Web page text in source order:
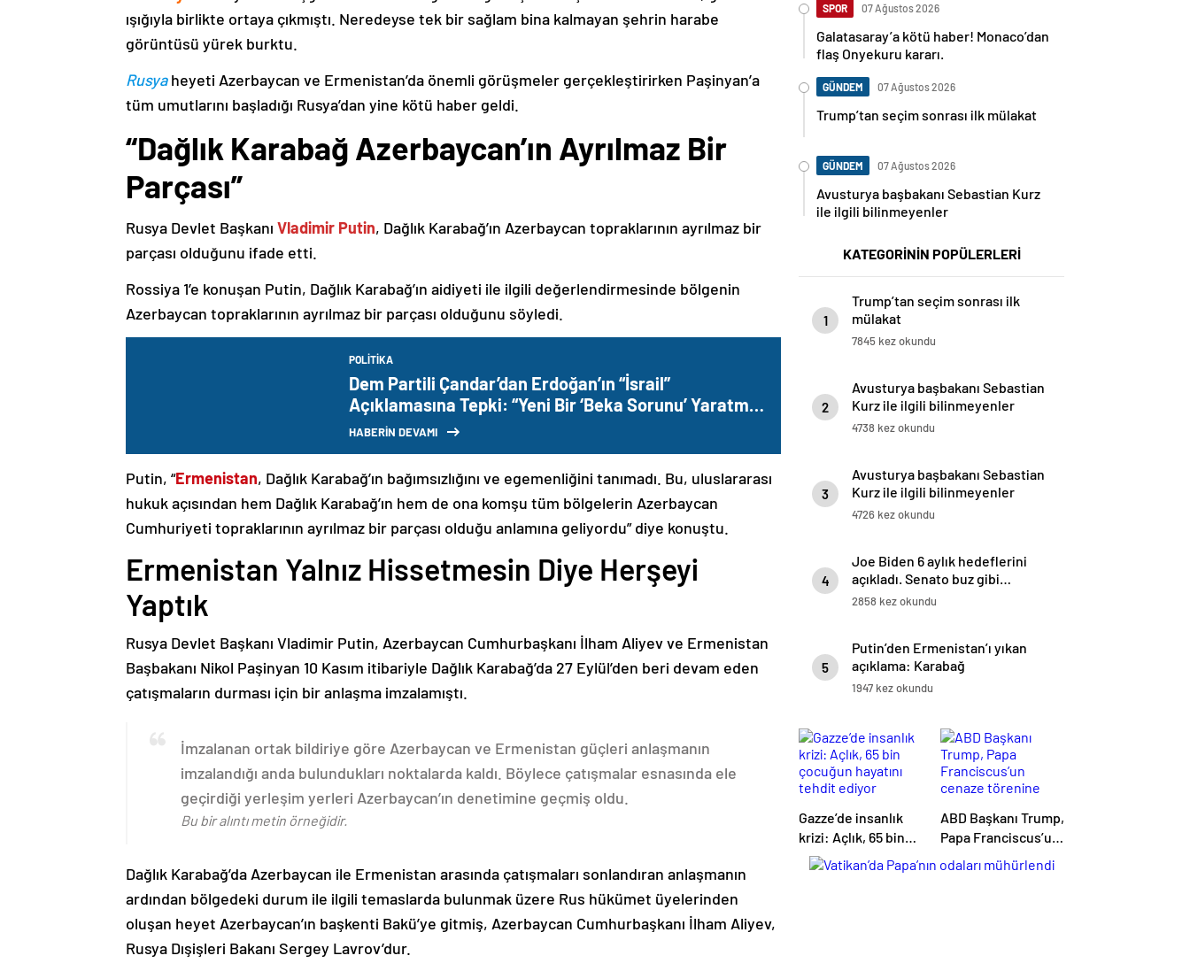
ışığıyla birlikte ortaya çıkmıştı. Neredeyse tek bir sağlam bina kalmayan şehrin harabe
görüntüsü yürek burktu.
Rusyaheyeti Azerbaycan ve Ermenistan’da önemli görüşmeler gerçekleştirirken Paşinyan’a
tüm umutlarını başladığı Rusya’dan yine kötü haber geldi.
“Dağlık Karabağ Azerbaycan’ın Ayrılmaz Bir
Parçası”
Rusya Devlet Başkanı Vladimir Putin, Dağlık Karabağ’ın Azerbaycan topraklarının ayrılmaz bir
parçası olduğunu ifade etti.
Rossiya 1’e konuşan Putin, Dağlık Karabağ’ın aidiyeti ile ilgili değerlendirmesinde bölgenin
Azerbaycan topraklarının ayrılmaz bir parçası olduğunu söyledi.
POLITIKA
Dem Partili Çandar’dan Erdoğan’ın “İsrail”
Açıklamasına Tepki: “Yeni Bir ‘Beka Sorunu’ Yaratma
Çabası”
HABERİN DEVAMI
Putin, “Ermenistan, Dağlık Karabağ’ın bağımsızlığını ve egemenliğini tanımadı. Bu, uluslararası
hukuk açısından hem Dağlık Karabağ’ın hem de ona komşu tüm bölgelerin Azerbaycan
Cumhuriyeti topraklarının ayrılmaz bir parçası olduğu anlamına geliyordu” diye konuştu.
Ermenistan Yalnız Hissetmesin Diye Herşeyi
Yaptık
Rusya Devlet Başkanı Vladimir Putin, Azerbaycan Cumhurbaşkanı İlham Aliyev ve Ermenistan
Başbakanı Nikol Paşinyan 10 Kasım itibariyle Dağlık Karabağ’da 27 Eylül’den beri devam eden
çatışmaların durması için bir anlaşma imzalamıştı.
İmzalanan ortak bildiriye göre Azerbaycan ve Ermenistan güçleri anlaşmanın
imzalandığı anda bulundukları noktalarda kaldı. Böylece çatışmalar esnasında ele
geçirdiği yerleşim yerleri Azerbaycan’ın denetimine geçmiş oldu.
Bu bir alıntı metin örneğidir.
Dağlık Karabağ’da Azerbaycan ile Ermenistan arasında çatışmaları sonlandıran anlaşmanın
ardından bölgedeki durum ile ilgili temaslarda bulunmak üzere Rus hükümet üyelerinden
oluşan heyet Azerbaycan’ın başkenti Bakü’ye gitmiş, Azerbaycan Cumhurbaşkanı İlham Aliyev,
Rusya Dışişleri Bakanı Sergey Lavrov’dur.
SPOR 07 Ağustos 2026
Galatasaray’a kötü haber! Monaco’dan
flaş Onyekuru kararı.
GÜNDEM 07 Ağustos 2026
Trump’tan seçim sonrası ilk mülakat
GÜNDEM 07 Ağustos 2026
Avusturya başbakanı Sebastian Kurz
ile ilgili bilinmeyenler
KATEGORİNİN POPÜLERLERİ
1
Trump’tan seçim sonrası ilk
mülakat
7845 kez okundu
2
Avusturya başbakanı Sebastian
Kurz ile ilgili bilinmeyenler
4738 kez okundu
3
Avusturya başbakanı Sebastian
Kurz ile ilgili bilinmeyenler
4726 kez okundu
4
Joe Biden 6 aylık hedeflerini
açıkladı. Senato buz gibi…
2858 kez okundu
5
Putin’den Ermenistan’ı yıkan
açıklama: Karabağ
Azerbaycan’ın ayrılmaz bir
1947 kez okundu
Gazze’de insanlık
krizi: Açlık, 65 bin
çocuğun hayatını
ABD Başkanı Trump,
Papa Franciscus’un
cenaze törenine